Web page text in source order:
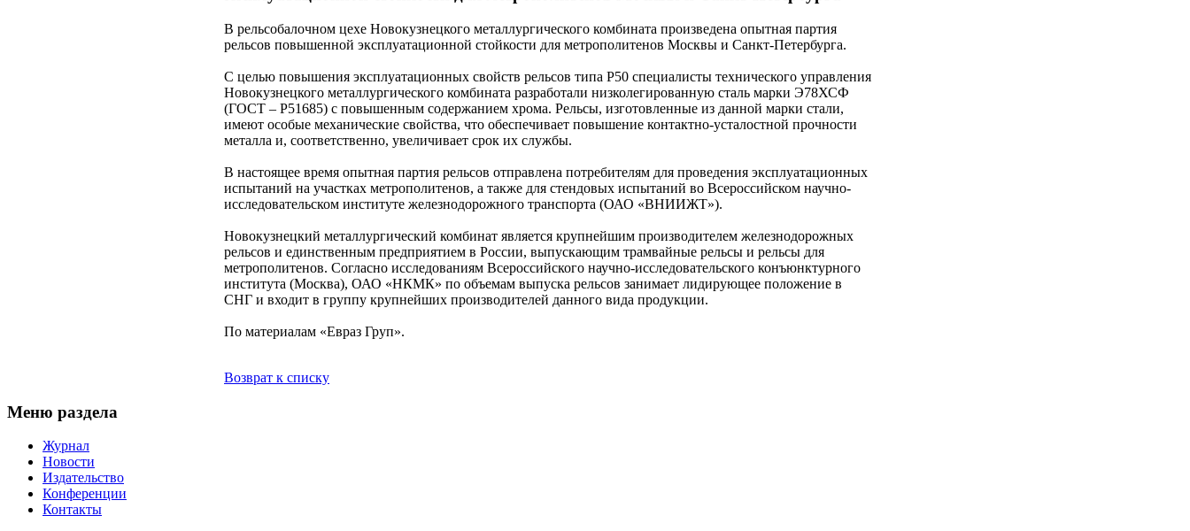
В рельсобалочном цехе Новокузнецкого металлургического комбината произведена опытная партия
рельсов повышенной эксплуатационной стойкости для метрополитенов Москвы и Санкт-Петербурга.
С целью повышения эксплуатационных свойств рельсов типа Р50 специалисты технического управления
Новокузнецкого металлургического комбината разработали низколегированную сталь марки Э78ХСФ
(ГОСТ – Р51685) с повышенным содержанием хрома. Рельсы, изготовленные из данной марки стали,
имеют особые механические свойства, что обеспечивает повышение контактно-усталостной прочности
металла и, соответственно, увеличивает срок их службы.
В настоящее время опытная партия рельсов отправлена потребителям для проведения эксплуатационных
испытаний на участках метрополитенов, а также для стендовых испытаний во Всероссийском научно-
исследовательском институте железнодорожного транспорта (ОАО «ВНИИЖТ»).
Новокузнецкий металлургический комбинат является крупнейшим производителем железнодорожных
рельсов и единственным предприятием в России, выпускающим трамвайные рельсы и рельсы для
метрополитенов. Согласно исследованиям Всероссийского научно-исследовательского конъюнктурного
института (Москва), ОАО «НКМК» по объемам выпуска рельсов занимает лидирующее положение в
СНГ и входит в группу крупнейших производителей данного вида продукции.
По материалам «Евраз Груп».
Возврат к списку
Меню раздела
Журнал
Новости
Издательство
Конференции
Контакты